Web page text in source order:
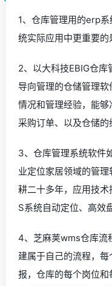
1、仓库管理用的erp
统实际应用中更重要的
2、以大科技EBIG仓
导向管理的仓储管理
情况和管理经验，能够
采购订单、以及仓储的
3、仓库管理系统软件
业定位家居领域的管
耕二十多年，应用技
S系统自动定位、高效
4、芝麻荚wms仓库流
建属于自己的流程，
报，仓库的每个岗位